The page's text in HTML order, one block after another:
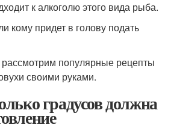
к алкоголю этого вида рыба.
кому придет в голову подать
популярные рецепты
своими руками.
градусов должна